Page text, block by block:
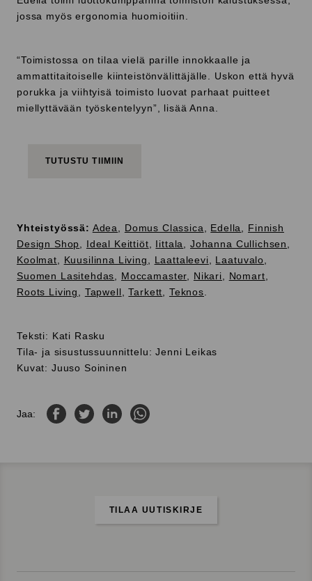
jossa myös ergonomia huomioitiin.
“Toimistossa on tilaa vielä parille innokkaalle ja
ammattitaitoiselle kiinteistönvälittäjälle. Uskon että hyvä
porukka ja viihtyisä toimisto luovat parhaat puitteet
miellyttävään työskentelyyn”, lisää Anna.
TUTUSTU TIIMIIN
Yhteistyössä: Adea, Domus Classica, Edella, Finnish
Design Shop, Ideal Keittiöt, Iittala, Johanna Cullichsen,
Koolmat, Kuusilinna Living, Laattaleevi, Laatuvalo,
Suomen Lasitehdas, Moccamaster, Nikari, Nomart,
Roots Living, Tapwell,Tarkett, Teknos.
Teksti: Kati Rasku
Tila- ja sisustussuunnittelu: Jenni Leikas
Kuvat: Juuso Soininen
Jaa:
Jaa Facebookissa
Jaa TwitterissäJaa LinkedInissä
TILAA UUTISKIRJE